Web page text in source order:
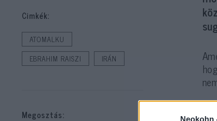
Neokohn
Cimkék:
ATOMALKU
EBRAHIM RAISZI
IRÁN
Megosztás: